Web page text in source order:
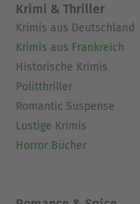
Krimi & Thriller
Krimis aus Deutschland
Krimis aus Frankreich
Historische Krimis
Politthriller
Romantic Suspense
Lustige Krimis
Horror Bücher